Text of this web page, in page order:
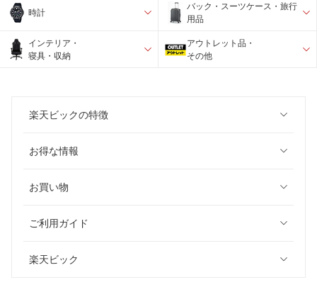
時計
バック・スーツケース・旅行
用品
インテリア・
寝具・収納
アウトレット品・
その他
楽天ビックの特徴
お得な情報
お買い物
ご利用ガイド
楽天ビック